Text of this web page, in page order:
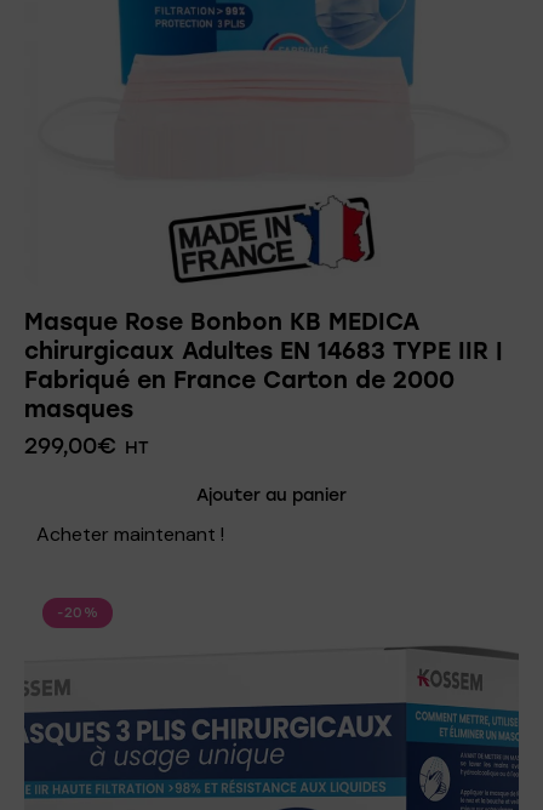
Masque Rose Bonbon KB MEDICA
chirurgicaux Adultes EN 14683 TYPE IIR |
Fabriqué en France Carton de 2000
masques
299,00€ HT
Ajouter au panier
Acheter maintenant !
-20%